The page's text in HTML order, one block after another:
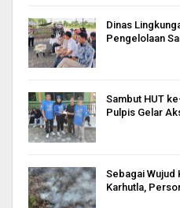
Dinas
Pengelolaan
Sambut HUT
Pulpis Gelar
Sebagai Wujud
Karhutla,